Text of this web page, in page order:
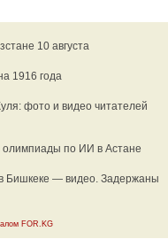
10 августа
1916 года
фото и видео читателей
олимпиады по ИИ в Астане
Бишкеке — видео. Задержаны
FOR.KG